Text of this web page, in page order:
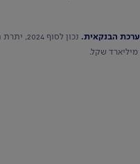
הבנקאית.
נכון